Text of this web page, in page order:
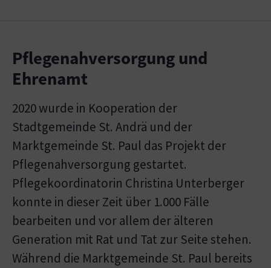
Pflegenahversorgung und
Ehrenamt
2020 wurde in Kooperation der
Stadtgemeinde St. Andrä und der
Marktgemeinde St. Paul das Projekt der
Pflegenahversorgung gestartet.
Pflegekoordinatorin Christina Unterberger
konnte in dieser Zeit über 1.000 Fälle
bearbeiten und vor allem der älteren
Generation mit Rat und Tat zur Seite stehen.
Während die Marktgemeinde St. Paul bereits